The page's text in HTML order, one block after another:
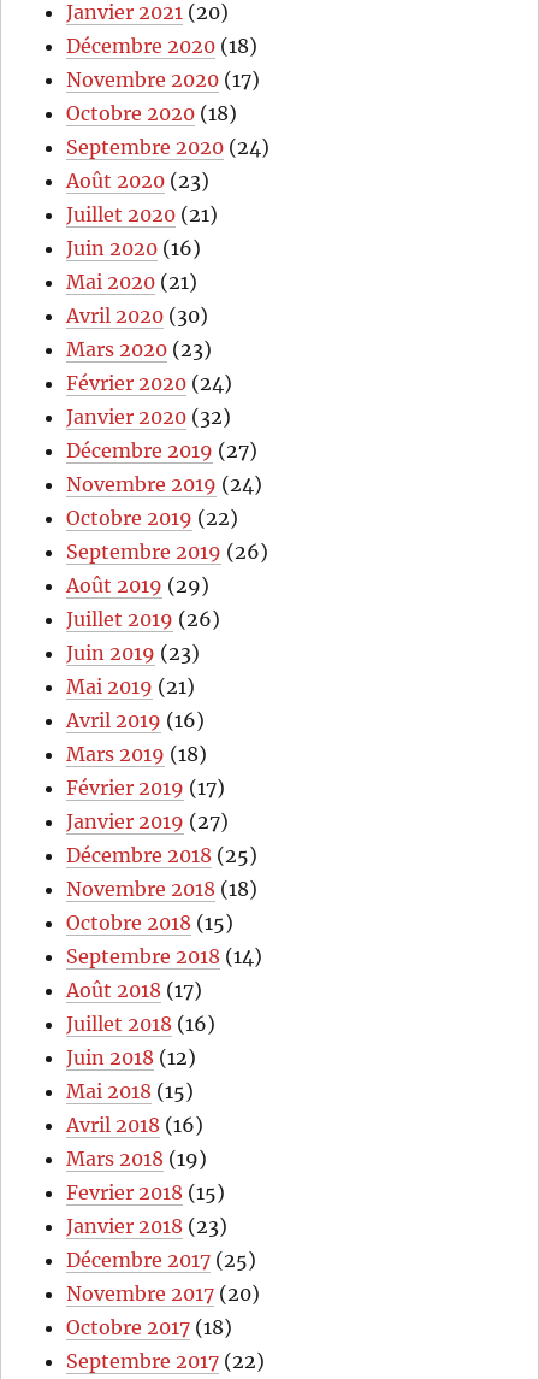
Janvier 2021 (20)
Décembre 2020 (18)
Novembre 2020 (17)
Octobre 2020 (18)
Septembre 2020 (24)
Août 2020 (23)
Juillet 2020 (21)
Juin 2020 (16)
Mai 2020 (21)
Avril 2020 (30)
Mars 2020 (23)
Février 2020 (24)
Janvier 2020 (32)
Décembre 2019 (27)
Novembre 2019 (24)
Octobre 2019 (22)
Septembre 2019 (26)
Août 2019 (29)
Juillet 2019 (26)
Juin 2019 (23)
Mai 2019 (21)
Avril 2019 (16)
Mars 2019 (18)
Février 2019 (17)
Janvier 2019 (27)
Décembre 2018 (25)
Novembre 2018 (18)
Octobre 2018 (15)
Septembre 2018 (14)
Août 2018 (17)
Juillet 2018 (16)
Juin 2018 (12)
Mai 2018 (15)
Avril 2018 (16)
Mars 2018 (19)
Fevrier 2018 (15)
Janvier 2018 (23)
Décembre 2017 (25)
Novembre 2017 (20)
Octobre 2017 (18)
Septembre 2017 (22)